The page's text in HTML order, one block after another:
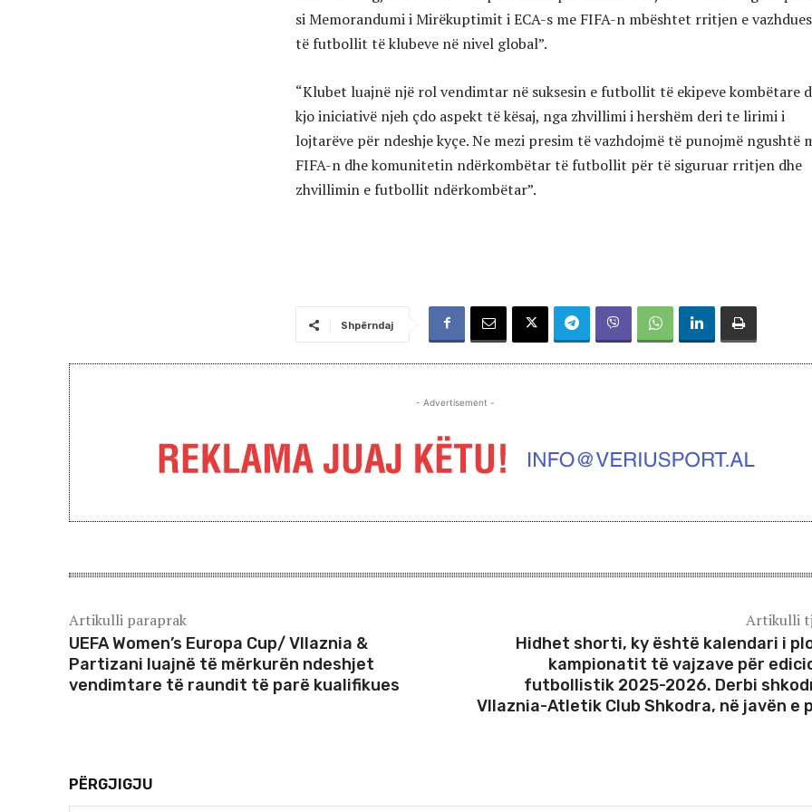
si Memorandumi i Mirëkuptimit i ECA-s me FIFA-n mbështet rritjen e
të futbollit të klubeve në nivel global”.
“Klubet luajnë një rol vendimtar në suksesin e futbollit të ekipeve kombëtare
kjo iniciativë njeh çdo aspekt të kësaj, nga zhvillimi i hershëm deri te lirimi i
lojtarëve për ndeshje kyçe. Ne mezi presim të vazhdojmë të punojmë ngushtë
FIFA-n dhe komunitetin ndërkombëtar të futbollit për të siguruar rritjen dhe
zhvillimin e futbollit ndërkombëtar”.
Shpërndaj
- Advertisement -
Artikulli paraprak
UEFA Women’s Europa Cup/ Vllaznia &
Partizani luajnë të mërkurën ndeshjet
vendimtare të raundit të parë kualifikues
Artikulli
Hidhet shorti, ky është kalendari i
kampionatit të vajzave për
futbollistik 2025-2026. Derbi
Vllaznia-Atletik Club Shkodra, në javën e
PËRGJIGJU